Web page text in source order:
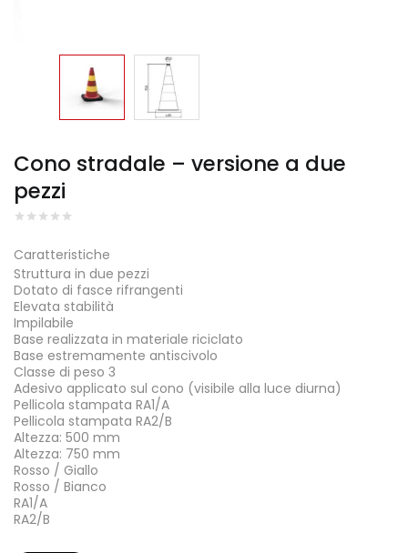
Cono stradale – versione a due
pezzi
Caratteristiche
Struttura in due pezzi
Dotato di fasce rifrangenti
Elevata stabilità
Impilabile
Base realizzata in materiale riciclato
Base estremamente antiscivolo
Classe di peso 3
Adesivo applicato sul cono (visibile alla luce diurna)
Pellicola stampata RA1/A
Pellicola stampata RA2/B
Altezza: 500 mm
Altezza: 750 mm
Rosso / Giallo
Rosso / Bianco
RA1/A
RA2/B